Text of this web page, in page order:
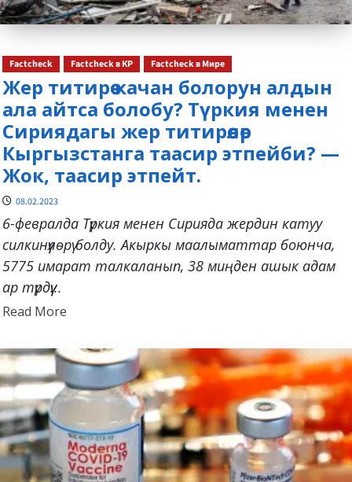
Factcheck Factcheck в КР Factcheck в Мире
Жер титирөө качан болорун алдын
ала айтса болобу? Түркия менен
Сириядагы жер титирөөлөр
Кыргызстанга таасир этпейби? —
Жок, таасир этпейт.
08.02.2023
6-февралда Түркия менен Сирияда жердин катуу
силкинүүлөрү болду. Акыркы маалыматтар боюнча,
5775 имарат талкаланып, 38 миңден ашык адам
ар түрдүү...
Read MoreRead
about